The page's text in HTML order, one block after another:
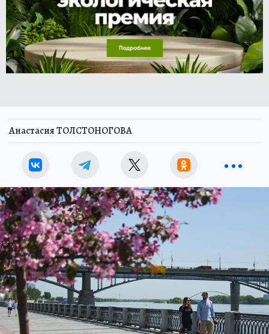
Анастасия ТОЛСТОНОГОВА